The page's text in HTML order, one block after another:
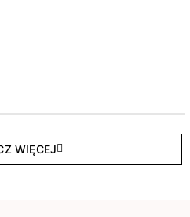
WIĘCEJ